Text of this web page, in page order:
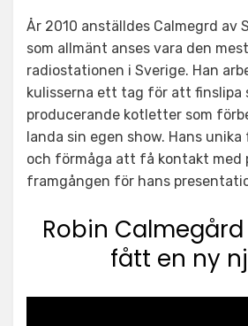
År 2010 anställdes Calmegrd av
som allmänt anses vara den
radiostationen i Sverige. Han
kulisserna ett tag för att finslipa
producerande kotletter som
landa sin egen show. Hans
och förmåga att få kontakt med
framgången för hans
Robin
fått en ny